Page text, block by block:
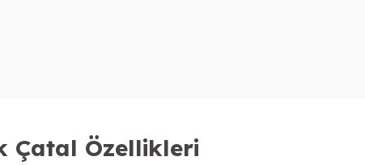
Çatal Özellikleri